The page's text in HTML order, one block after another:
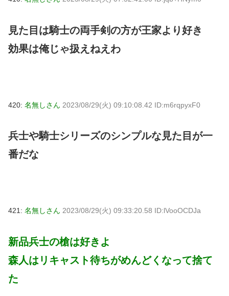
見た目は騎士の両手剣の方が王家より好き
効果は俺じゃ扱えねえわ
420: 名無しさん 2023/08/29(火) 09:10:08.42 ID:m6rqpyxF0
兵士や騎士シリーズのシンプルな見た目が一
番だな
421: 名無しさん 2023/08/29(火) 09:33:20.58 ID:lVooOCDJa
新品兵士の槍は好きよ
森人はリキャスト待ちがめんどくなって捨て
た